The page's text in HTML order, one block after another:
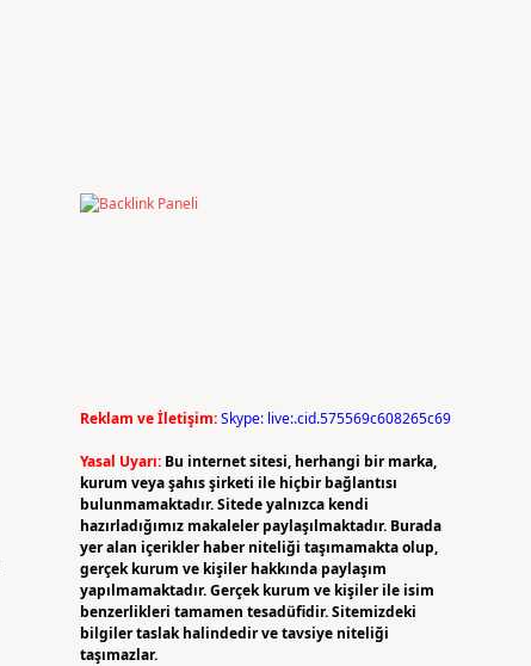
Reklam ve İletişim:Skype: live:.cid.575569c608265c69
Yasal Uyarı: Bu internet sitesi, herhangi bir marka,
kurum veya şahıs şirketi ile hiçbir bağlantısı
bulunmamaktadır. Sitede yalnızca kendi
hazırladığımız makaleler paylaşılmaktadır. Burada
yer alan içerikler haber niteliği taşımamakta olup,
gerçek kurum ve kişiler hakkında paylaşım
yapılmamaktadır. Gerçek kurum ve kişiler ile isim
benzerlikleri tamamen tesadüfidir. Sitemizdeki
bilgiler taslak halindedir ve tavsiye niteliği
taşımazlar.